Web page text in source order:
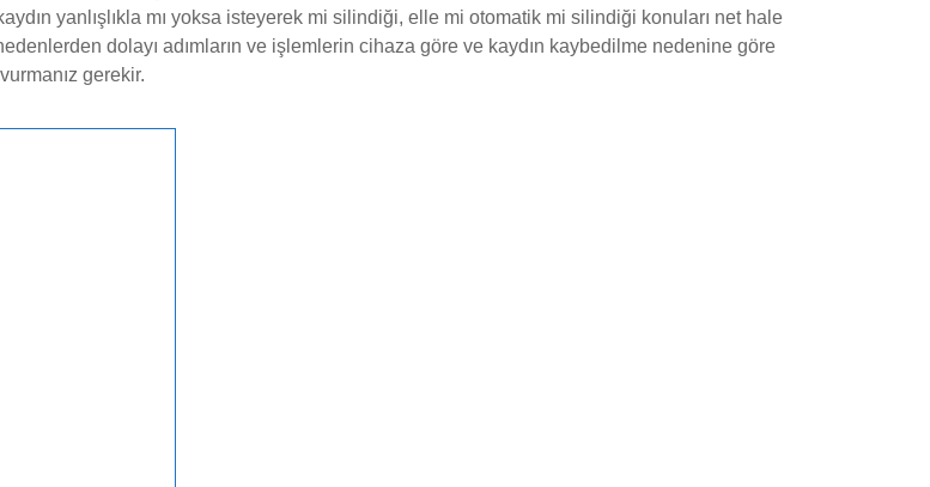
yanlışlıkla mı yoksa isteyerek mi silindiği, elle mi otomatik mi silindiği konuları net hale
dolayı adımların ve işlemlerin cihaza göre ve kaydın kaybedilme nedenine göre
gerekir.